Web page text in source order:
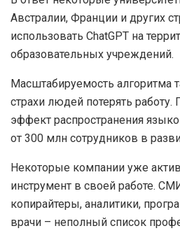
Австралии, Франции и других
использовать ChatGPT на
образовательных учреждений.
Масштабируемость алгоритма
страхи людей потерять
эффект распространения
от 300 млн сотрудников в
Некоторые компании уже
инструмент в своей работе.
копирайтеры, аналитики,
врачи – неполный список